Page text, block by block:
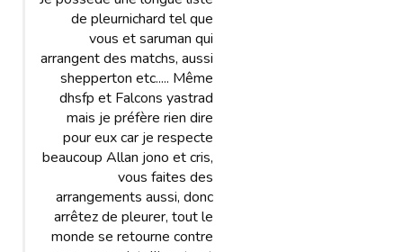
de pleurnichard tel que
vous et saruman qui
arrangent des matchs, aussi
shepperton etc..... Même
dhsfp et Falcons yastrad
mais je préfère rien dire
pour eux car je respecte
beaucoup Allan jono et cris,
vous faites des
arrangements aussi, donc
arrêtez de pleurer, tout le
monde se retourne contre